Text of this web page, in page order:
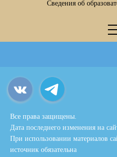
Сведения об
Все права защищены.
Дата последнего изменения на
При использовании материалов
источник обязательна